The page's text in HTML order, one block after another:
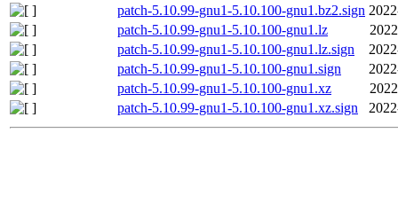
patch-5.10.99-gnu1-5.10.100-gnu1.bz2.sign
patch-5.10.99-gnu1-5.10.100-gnu1.lz
patch-5.10.99-gnu1-5.10.100-gnu1.lz.sign
patch-5.10.99-gnu1-5.10.100-gnu1.sign
patch-5.10.99-gnu1-5.10.100-gnu1.xz
patch-5.10.99-gnu1-5.10.100-gnu1.xz.sign